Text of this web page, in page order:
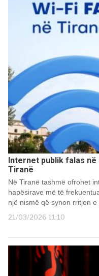
Internet publik falas
Tiranë
Në Tiranë tashmë ofrohet
hapësirave më të
një nismë që synon rritjen
21/03/2026 11:10